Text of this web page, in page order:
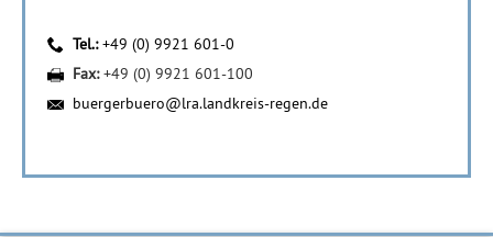
Tel.:+49 (0) 9921 601-0
Fax:+49 (0) 9921 601-100
buergerbuero@lra.landkreis-regen.de